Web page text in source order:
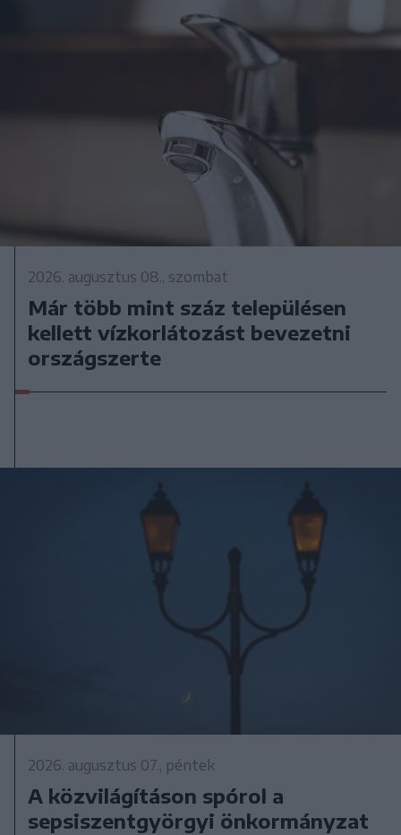
2026. augusztus 08., szombat
Már több mint száz településen
kellett vízkorlátozást bevezetni
országszerte
2026. augusztus 07., péntek
A közvilágításon spórol a
sepsiszentgyörgyi önkormányzat